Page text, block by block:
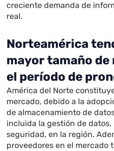
creciente demanda de
real.
Norteamérica
mayor tamaño
el período de
América del Norte
mercado, debido a la
de almacenamiento de
incluida la gestión de
seguridad, en la región.
proveedores en el mercado